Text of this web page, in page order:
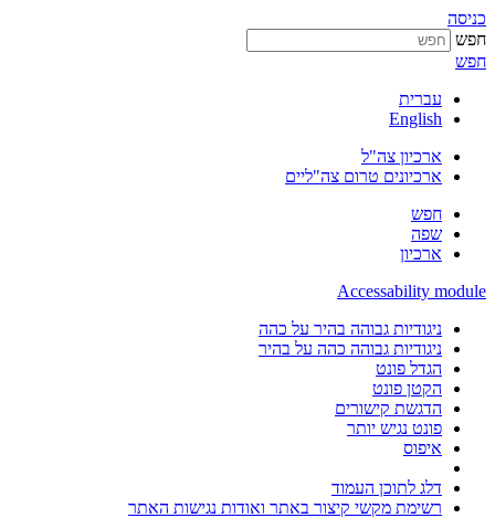
כניסה
חפש
חפש
עברית
English
ארכיון צה"ל
ארכיונים טרום צה"ליים
חפש
שפה
ארכיון
Accessability module
ניגודיות גבוהה בהיר על כהה
ניגודיות גבוהה כהה על בהיר
הגדל פונט
הקטן פונט
הדגשת קישורים
פונט נגיש יותר
איפוס
דלג לתוכן העמוד
רשימת מקשי קיצור באתר ואודות נגישות האתר